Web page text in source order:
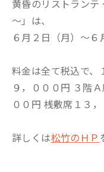
黄昏のリストラン
～」は、
６月２日（月）〜６
料金は全て税込で、
９，０００円 ３階
００円 桟敷席１３，
詳しくは松竹のＨＰ